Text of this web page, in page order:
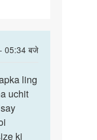
05:34 बजे
ling
uchit
ki